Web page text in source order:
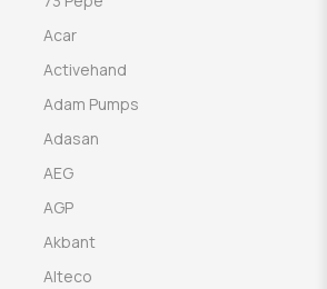
Acar
Activehand
Adam Pumps
Adasan
AEG
AGP
Akbant
Alteco